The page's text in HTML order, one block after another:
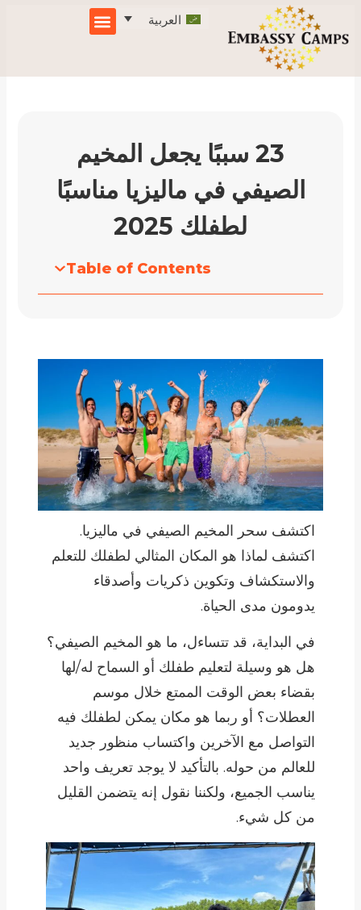
المحتوى
العربية
23 سببًا يجعل المخيم
الصيفي في ماليزيا مناسبًا
لطفلك 2025
Table of Contents
اكتشف سحر المخيم الصيفي في ماليزيا.
اكتشف لماذا هو المكان المثالي لطفلك للتعلم
والاستكشاف وتكوين ذكريات وأصدقاء
يدومون مدى الحياة.
في البداية، قد تتساءل، ما هو المخيم الصيفي؟
هل هو وسيلة لتعليم طفلك أو السماح له/لها
بقضاء بعض الوقت الممتع خلال موسم
العطلات؟ أو ربما هو مكان يمكن لطفلك فيه
التواصل مع الآخرين واكتساب منظور جديد
للعالم من حوله. بالتأكيد لا يوجد تعريف واحد
يناسب الجميع، ولكننا نقول إنه يتضمن القليل
من كل شيء.